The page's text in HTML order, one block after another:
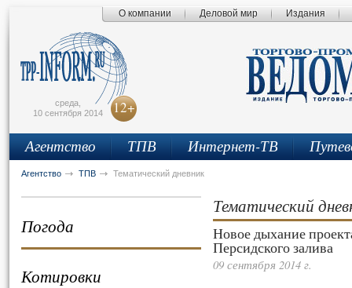
О компании Деловой мир Издания
среда,
10 сентября 2014
12+
Агентство ТПВ Интернет-ТВ
Агентство ТПВ Тематический дневник
Погода
Котировки
Тематический
Новое дыхание
Персидского залива
09 сентября 2014 г.